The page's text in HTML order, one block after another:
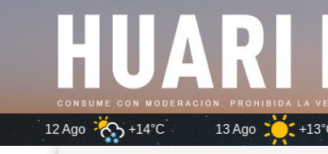
+14°C 13 Ago +13°C